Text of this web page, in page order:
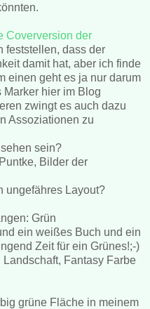
Coverversion der
feststellen, dass der
damit hat, aber ich finde
einen geht es ja nur darum
hier im Blog
zwingt es auch dazu
Assoziationen zu
sein?
Bilder der
ungefähres Layout?
Grün
ein weißes Buch und ein
Zeit für ein Grünes!;-)
Fantasy Farbe
grüne Fläche in meinem